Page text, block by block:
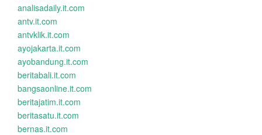
analisadaily.it.com
antv.it.com
antvklik.it.com
ayojakarta.it.com
ayobandung.it.com
beritabali.it.com
bangsaonline.it.com
beritajatim.it.com
beritasatu.it.com
bernas.it.com